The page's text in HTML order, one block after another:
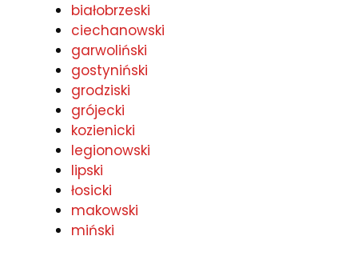
białobrzeski
ciechanowski
garwoliński
gostyniński
grodziski
grójecki
kozienicki
legionowski
lipski
łosicki
makowski
miński